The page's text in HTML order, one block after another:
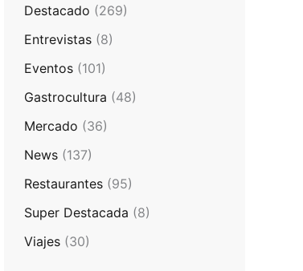
Destacado (269)
Entrevistas (8)
Eventos (101)
Gastrocultura (48)
Mercado (36)
News (137)
Restaurantes (95)
Super Destacada (8)
Viajes (30)